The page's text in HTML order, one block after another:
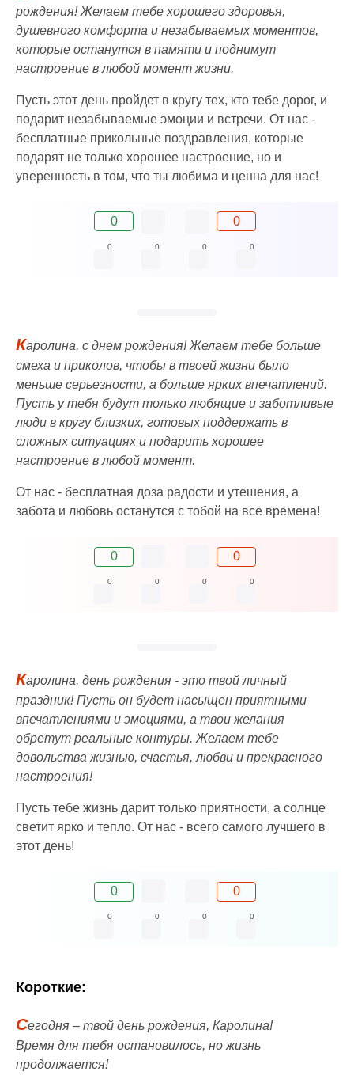
рождения! Желаем тебе хорошего здоровья,
душевного комфорта и незабываемых моментов,
которые останутся в памяти и поднимут
настроение в любой момент жизни.
Пусть этот день пройдет в кругу тех, кто тебе дорог, и
подарит незабываемые эмоции и встречи. От нас -
бесплатные прикольные поздравления, которые
подарят не только хорошее настроение, но и
уверенность в том, что ты любима и ценна для нас!
0 0
0 0 0 0
Каролина, с днем рождения! Желаем тебе больше
смеха и приколов, чтобы в твоей жизни было
меньше серьезности, а больше ярких впечатлений.
Пусть у тебя будут только любящие и заботливые
люди в кругу близких, готовых поддержать в
сложных ситуациях и подарить хорошее
настроение в любой момент.
От нас - бесплатная доза радости и утешения, а
забота и любовь останутся с тобой на все времена!
0 0
0 0 0 0
Каролина, день рождения - это твой личный
праздник! Пусть он будет насыщен приятными
впечатлениями и эмоциями, а твои желания
обретут реальные контуры. Желаем тебе
довольства жизнью, счастья, любви и прекрасного
настроения!
Пусть тебе жизнь дарит только приятности, а солнце
светит ярко и тепло. От нас - всего самого лучшего в
этот день!
0 0
0 0 0 0
Короткие:
Сегодня – твой день рождения, Каролина!
Время для тебя остановилось, но жизнь
продолжается!